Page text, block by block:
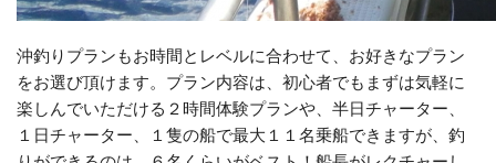
沖釣りプランもお時間とレベルに合わせて、お好きなプラン
をお選び頂けます。プラン内容は、初心者でもまずは気軽に
楽しんでいただける２時間体験プランや、半日チャーター、
１日チャーター、１隻の船で最大１１名乗船できますが、釣